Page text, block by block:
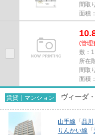
間取
面積
(管理
敷：
所在
間取
面積
賃貸｜マンション ヴィーダ
山手線 「 品川
りんかい線 「